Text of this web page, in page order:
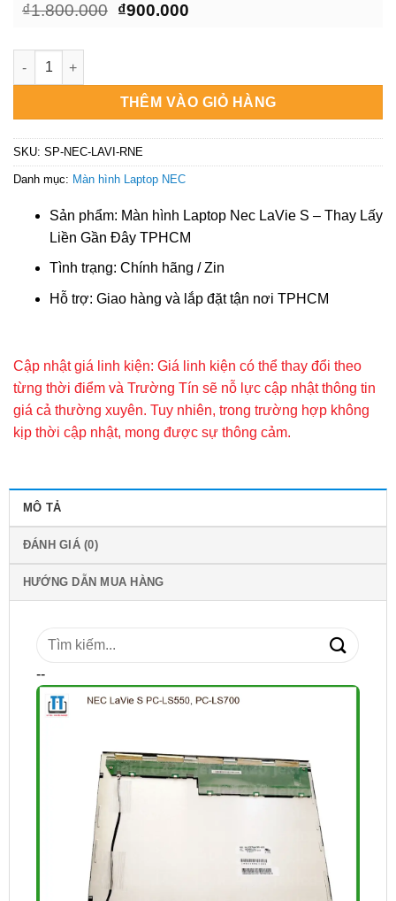
₫1.800.000 Giá
₫900.000Giá
Màn hình Laptop Nec LaVie S - Thay Lấy Liền Gần Đây
THÊM VÀO GIỎ HÀNG
SKU: SP-NEC-LAVI-RNE
Danh mục: Màn hình Laptop NEC
Sản phẩm: Màn hình Laptop Nec LaVie S – Thay Lấy
Liền Gần Đây TPHCM
Tình trạng: Chính hãng / Zin
Hỗ trợ: Giao hàng và lắp đặt tận nơi TPHCM
Cập nhật giá linh kiện: Giá linh kiện có thể thay đổi theo
từng thời điểm và Trường Tín sẽ nỗ lực cập nhật thông tin
giá cả thường xuyên. Tuy nhiên, trong trường hợp không
kịp thời cập nhật, mong được sự thông cảm.
MÔ TẢ
ĐÁNH GIÁ (0)
HƯỚNG DẪN MUA HÀNG
Tìm
--